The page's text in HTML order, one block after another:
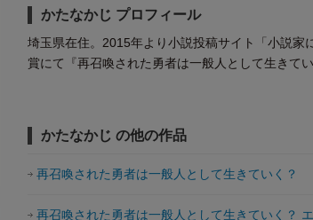
かたなかじ プロフィール
埼玉県在住。2015年より小説投稿サイト「小説家
賞にて『再召喚された勇者は一般人として生きて
かたなかじ の他の作品
再召喚された勇者は一般人として生きていく？
再召喚された勇者は一般人として生きていく？